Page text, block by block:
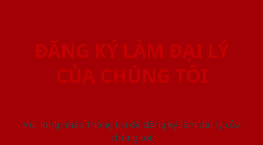
ĐĂNG KÝ LÀM ĐẠI LÝ
CỦA CHÚNG TÔI
Vui lòng nhập thông tin để đăng ký làm đại lý của
chúng tôi